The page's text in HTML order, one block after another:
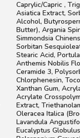
Caprylic/Capric ,
Asiatica Extract,
Alcohol,
Butter), Argania
Simmondsia
Sorbitan
Stearic Acid,
Anthemis Nobilis
Ceramide 3,
Chlorphenesin,
Xanthan Gum,
Acrylate
Extract,
Oleracea Italica
Lavandula
Eucalyptus